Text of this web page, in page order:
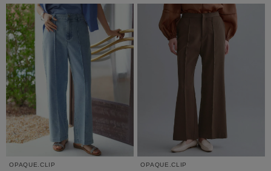
OPAQUE.CLIP
OPAQUE.CLIP